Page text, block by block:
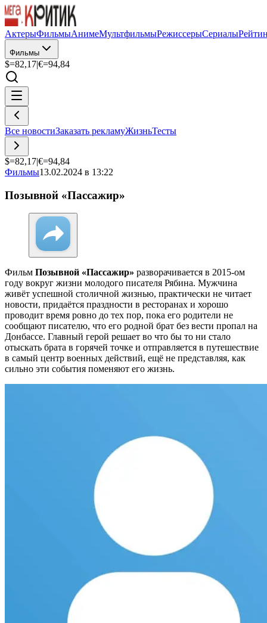
АктерыФильмыАнимеМультфильмыРежиссерыСериалы
Фильмы
$=82,17|€=94,84
Все новостиЗаказать рекламуЖизньТесты
$=82,17|€=94,84
Фильмы13.02.2024 в 13:22
Позывной «Пассажир»
Фильм Позывной «Пассажир» разворачивается в 2015-ом
году вокруг жизни молодого писателя Рябина. Мужчина
живёт успешной столичной жизнью, практически не читает
новости, придаётся праздности в ресторанах и хорошо
проводит время ровно до тех пор, пока его родители не
сообщают писателю, что его родной брат без вести пропал на
Донбассе. Главный герой решает во что бы то ни стало
отыскать брата в горячей точке и отправляется в путешествие
в самый центр военных действий, ещё не представляя, как
сильно эти события поменяют его жизнь.